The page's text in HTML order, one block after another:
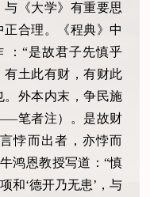
《大学》有重要思
合理。《程典》中
：“是故君子先慎乎
土此有财，有财此
外本内末，争民施
笔者注）。是故财
悖而出者，亦悖而
鸿恩教授写道：“慎
和‘德开乃无患’，与